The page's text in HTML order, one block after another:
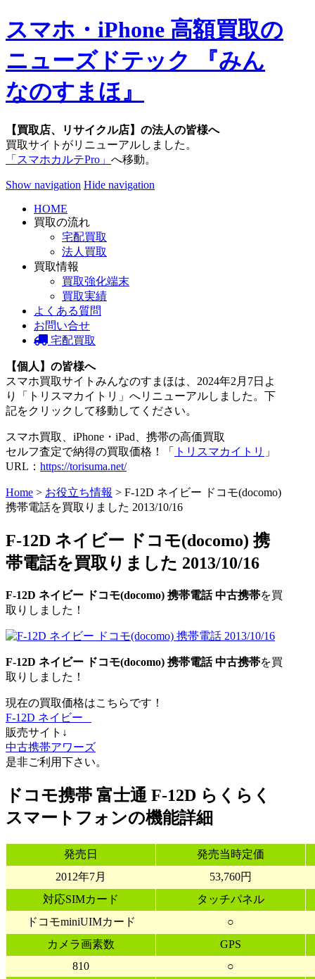
スマホ・iPhone 高額買取の
ニューズドテック 『みん
なのすまほ』
【買取店、リサイクル店】の法人の皆様へ
買取サイトがリニューアルしました。
「スマホカルテPro」 へ移動。
Show navigation Hide navigation
HOME
買取の流れ
宅配買取
法人買取
買取情報
買取強化端末
買取実績
よくある質問
お問い合せ
宅配買取
【個人】の皆様へ
スマホ買取サイトみんなのすまほは、2024年2月7日よ
り「トリスマカイトリ」へリニューアルしました。下
記をクリックして移動してください。
スマホ買取、iPhone・iPad、携帯の高価買取
セルフ査定で納得の買取価格！「
トリスマカイトリ 」
URL： https://torisuma.net/
Home > お役立ち情報 > F-12D ネイビー ドコモ(docomo)
携帯電話を買取りました 2013/10/16
F-12D ネイビー ドコモ(docomo) 携
帯電話を買取りました 2013/10/16
F-12D ネイビー ドコモ(docomo) 携帯電話中古携帯を買
取りしました！
F-12D ネイビー ドコモ(docomo) 携帯電話中古携帯を買
取りしました！
現在の買取価格はこちらです！
F-12D ネイビー
販売サイト↓
中古携帯アワーズ
是非ご利用下さい。
ドコモ携帯 富士通 F-12D らくらく
スマートフォンの機能詳細
発売日
発売当時定価
2012年7月
53,760円
対応SIMカード
タッチパネル
ドコモminiUIMカード
○
カメラ画素数
GPS
810
○